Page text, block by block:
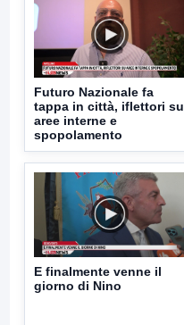
Futuro Nazionale fa
tappa in città, iflettori su
aree interne e
spopolamento
E finalmente venne il
giorno di Nino